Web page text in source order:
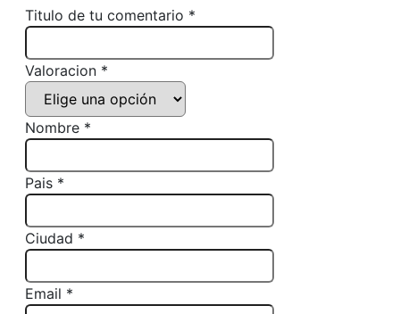
Titulo de tu comentario *
Valoracion *
Nombre *
Pais *
Ciudad *
Email *